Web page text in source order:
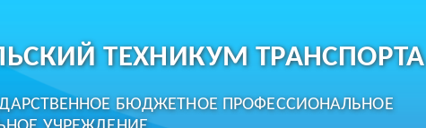
ТЕХНИКУМ ТРАНСПОРТА
БЮДЖЕТНОЕ ПРОФЕССИОНАЛЬНОЕ